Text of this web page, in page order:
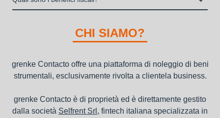
della richiesta da parte della stessa.
"ordini da completare".
nel bilancio, poiché i canoni vengono considerati un servizio. I
canoni di noleggio sono deducibili ai fini IRES e IRAP
CHI SIAMO?
grenke Contacto offre una piattaforma di noleggio di beni
strumentali, esclusivamente rivolta a clientela business.
grenke Contacto è di proprietà ed è direttamente gestito
dalla società Selfrent Srl , fintech italiana specializzata in